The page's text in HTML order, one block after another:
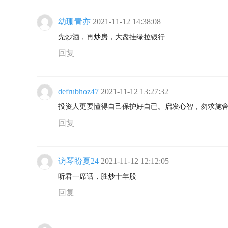
幼珊青亦 2021-11-12 14:38:08
先炒酒，再炒房，大盘挂绿拉银行
回复
defrubhoz47 2021-11-12 13:27:32
投资人更要懂得自己保护好自已。启发心智，勿求施舍
回复
访琴盼夏24 2021-11-12 12:12:05
听君一席话，胜炒十年股
回复